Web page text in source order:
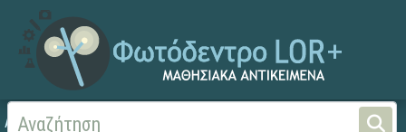
Αρχική Μαθαίνουμε στο Σπίτι